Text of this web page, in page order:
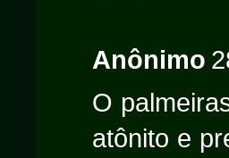
Anônimo
O
atônito e